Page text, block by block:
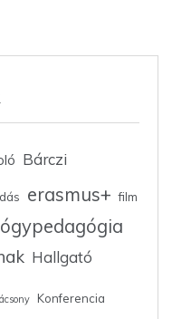
Bárczi
erasmus+ film
Hallgató
Konferencia